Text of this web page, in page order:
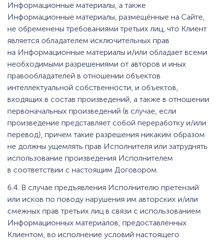
Информационные материалы, а также
Информационные материалы, размещённые на Сайте,
не обременены требованиями третьих лиц, что Клиент
является обладателем исключительных прав
на Информационные материалы и/или обладает всеми
необходимыми разрешениями от авторов и иных
правообладателей в отношении объектов
интеллектуальной собственности, и объектов,
входящих в состав произведений, а также в отношении
первоначальных произведений (в случае, если
произведение представляет собой переработку и/или
перевод), причем такие разрешения никаким образом
не должны ущемлять прав Исполнителя или затруднять
использование произведения Исполнителем
в соответствии с настоящим Договором.
6.4. В случае предъявления Исполнителю претензий
или исков по поводу нарушения им авторских и/или
смежных прав третьих лиц в связи с использованием
Информационных материалов, предоставленных
Клиентом, во исполнение условий настоящего